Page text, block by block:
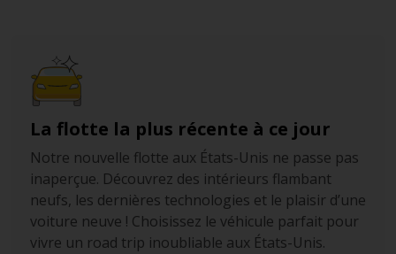
La flotte la plus récente à ce jour
Notre nouvelle flotte aux États-Unis ne passe pas
inaperçue. Découvrez des intérieurs flambant
neufs, les dernières technologies et le plaisir d’une
voiture neuve ! Choisissez le véhicule parfait pour
vivre un road trip inoubliable aux États-Unis.